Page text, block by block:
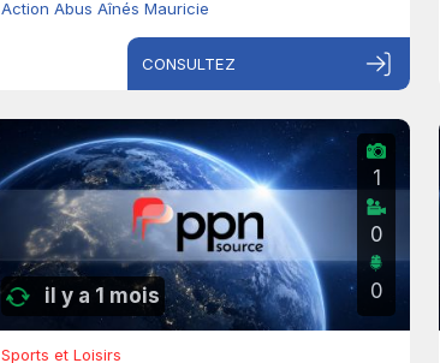
Action Abus Aînés Mauricie
CONSULTEZ
il y a 1 mois
1
0
0
Sports et Loisirs